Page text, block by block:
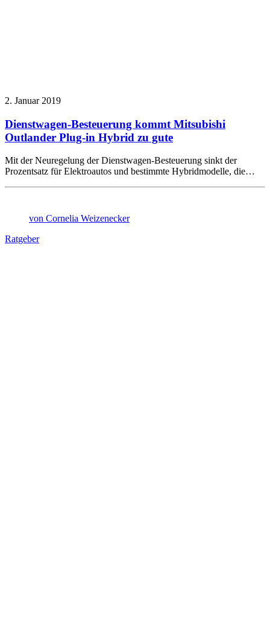
2. Januar 2019
​Dienstwagen-Besteuerung kommt Mitsubishi
Outlander Plug-in Hybrid zu gute
Mit der Neuregelung der Dienstwagen-Besteuerung sinkt der
Prozentsatz für Elektroautos und bestimmte Hybridmodelle, die…
von Cornelia Weizenecker
Ratgeber